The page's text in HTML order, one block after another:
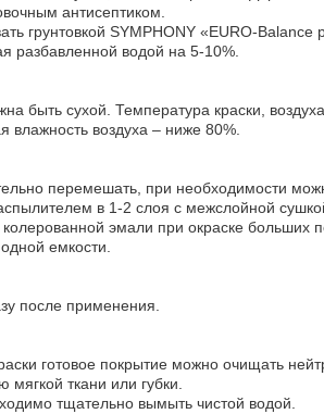
антисептиком.
грунтовкой SYMPHONY «EURO-
разбавленной водой на 5-10%.
быть сухой. Температура краски,
воздуха – ниже 80%.
перемешать, при необходимости
в 1-2 слоя с межслойной
эмали при окраске больших
емкости.
после применения.
готовое покрытие можно очищать
ткани или губки.
тщательно вымыть чистой водой.